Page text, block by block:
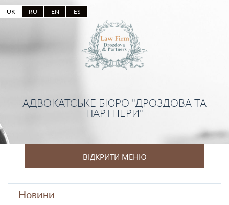
UK RU EN ES
АДВОКАТСЬКЕ БЮРО "ДРОЗДОВА ТА
ПАРТНЕРИ"
ВІДКРИТИ МЕНЮ
Новини